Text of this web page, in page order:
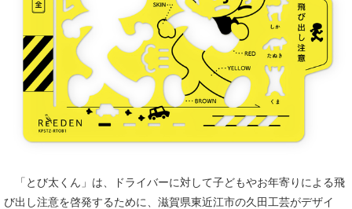
「とび太くん」は、ドライバーに対して子どもやお年寄りによる飛
び出し注意を啓発するために、滋賀県東近江市の久田工芸がデザイ